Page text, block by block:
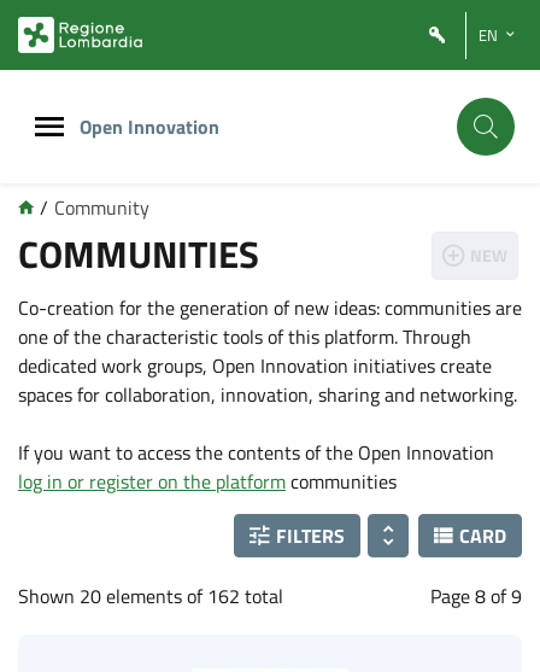
contenuto
footer
EN
Open Innovation
/ Community
COMMUNITIES NEW
Co-creation for the generation of new ideas: communities are
one of the characteristic tools of this platform. Through
dedicated work groups, Open Innovation initiatives create
spaces for collaboration, innovation, sharing and networking.
If you want to access the contents of the Open Innovation
log in or register on the platformcommunities
FILTERS
CARD
Shown 20 elements of 162 total Page 8 of 9